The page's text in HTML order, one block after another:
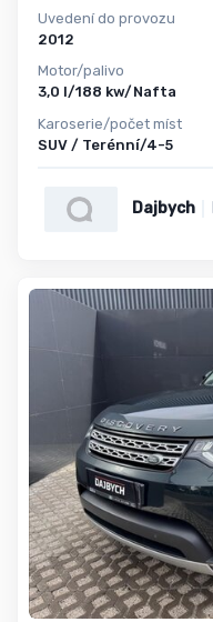
Uvedení do provozu
2012
Motor/palivo
3,0 l/188 kw/Nafta
Karoserie/počet míst
SUV / Terénní/4-5
Dajbych